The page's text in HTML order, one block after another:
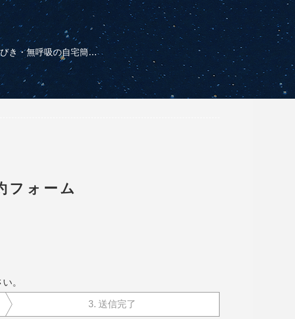
いびき・無呼吸の自宅簡易検査 専門オンライン診療 予約フォーム
フォーム
。
3. 送信完了